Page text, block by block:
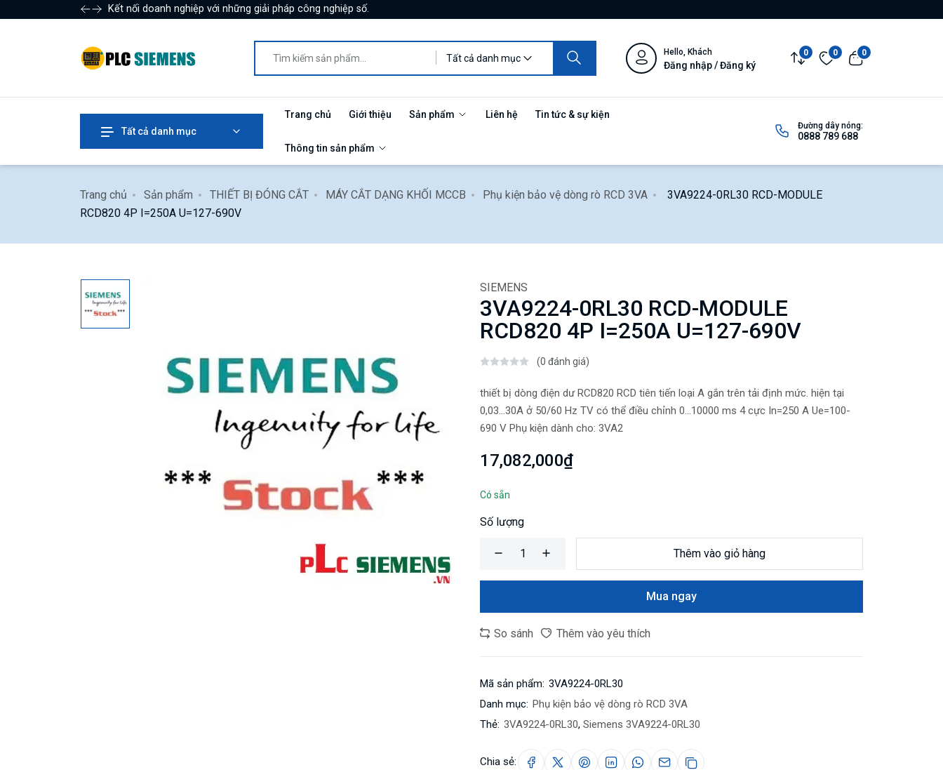
Kết nối doanh nghiệp với những giải pháp công nghiệp số.
Tất cả danh mục
Hello, Khách
Đăng nhập / Đăng ký
0 0 0
Tất cả danh mục
Trang chủ Giới thiệu Sản phẩm Liên hệ Tin tức & sự kiện
Thông tin sản phẩm
Đường dây nóng:
0888 789 688
Trang chủ Sản phẩm THIẾT BỊ ĐÓNG CẮT MÁY CẮT DẠNG KHỐI MCCB Phụ kiện bảo vệ dòng rò RCD 3VA
3VA9224-0RL30 RCD-MODULE
RCD820 4P I=250A U=127-690V
SIEMENS
3VA9224-0RL30 RCD-MODULE
RCD820 4P I=250A U=127-690V
(0 đánh giá)
thiết bị dòng điện dư RCD820 RCD tiên tiến loại A gắn trên tải định mức. hiện tại
0,03...30A ở 50/60 Hz TV có thể điều chỉnh 0...10000 ms 4 cực In=250 A Ue=100-
690 V Phụ kiện dành cho: 3VA2
17,082,000₫
Có sẵn
Số lượng
Thêm vào giỏ hàng
Mua ngay
So sánh Thêm vào yêu thích
Mã sản phẩm: 3VA9224-0RL30
Danh mục: Phụ kiện bảo vệ dòng rò RCD 3VA
Thẻ: 3VA9224-0RL30, Siemens 3VA9224-0RL30
Chia sẻ: